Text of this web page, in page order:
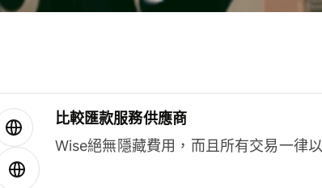
比較匯款服務供應商
Wise絕無隱藏費用，而且所有交易一律以